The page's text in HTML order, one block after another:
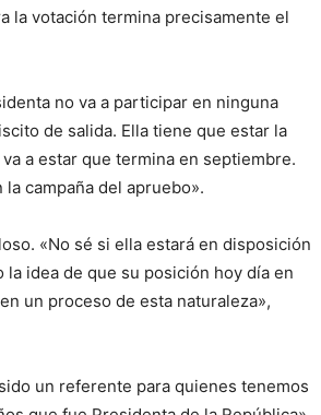
la votación termina precisamente el
no va a participar en ninguna
de salida. Ella tiene que estar la
a estar que termina en septiembre.
campaña del apruebo».
«No sé si ella estará en disposición
idea de que su posición hoy día en
un proceso de esta naturaleza»,
un referente para quienes tenemos